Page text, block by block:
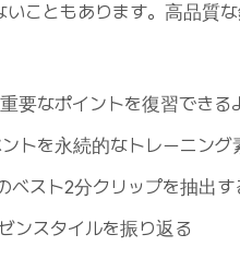
こともあります。高品質
要なポイントを復習できる
トを永続的なトレーニン
ベスト2分クリップを抽出す
ンスタイルを振り返る